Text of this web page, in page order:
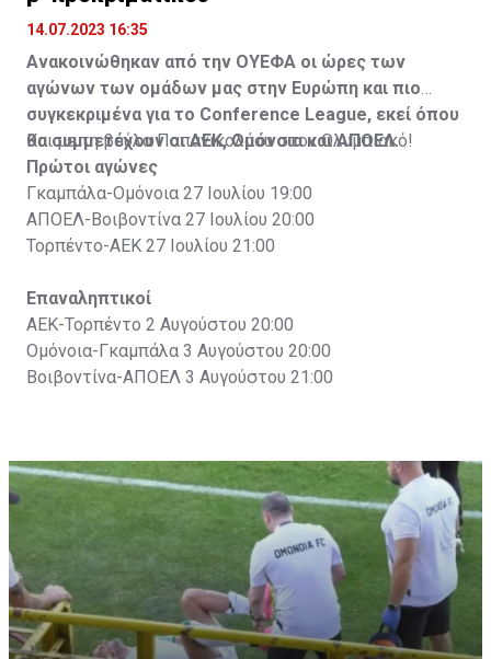
14.07.2023 16:35
Ανακοινώθηκαν από την ΟΥΕΦΑ οι ώρες των
αγώνων των ομάδων μας στην Ευρώπη και πιο
συγκεκριμένα για το Conference League, εκεί όπου
θα συμμετέχουν οι ΑΕΚ, Ομόνοια και ΑΠΟΕΛ.
Και με τη βούλα Παπανικολάου στον Ολυμπιακό!
Πρώτοι αγώνες
Γκαμπάλα-Ομόνοια 27 Ιουλίου 19:00
ΑΠΟΕΛ-Βοιβοντίνα 27 Ιουλίου 20:00
Τορπέντο-ΑΕΚ 27 Ιουλίου 21:00
Επαναληπτικοί
ΑΕΚ-Τορπέντο 2 Αυγούστου 20:00
Ομόνοια-Γκαμπάλα 3 Αυγούστου 20:00
Βοιβοντίνα-ΑΠΟΕΛ 3 Αυγούστου 21:00